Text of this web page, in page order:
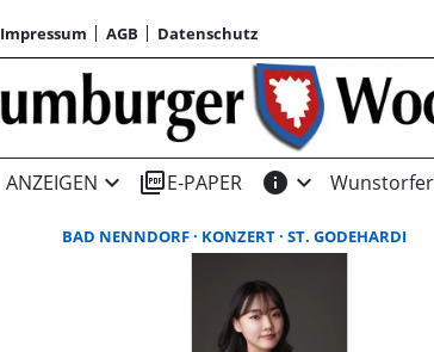
Impressum AGB Datenschutz
ANZEIGEN expand_more picture_as_pdfE-PAPER info expand_more
BAD NENNDORF KONZERT ST. GODEHARDI